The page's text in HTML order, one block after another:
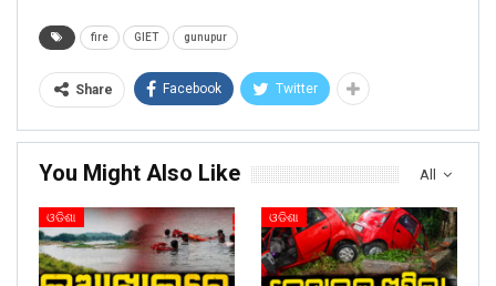
fire GIET gunupur
Share Facebook Twitter
All
You Might Also Like
ଓଡିଶା ଓଡିଶା